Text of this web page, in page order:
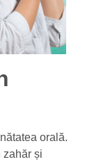
orală.
zahăr și